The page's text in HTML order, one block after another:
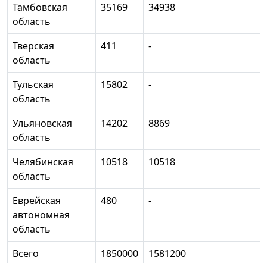
Тамбовская
область
35169 34938
Тверская
область
411 -
Тульская
область
15802 -
Ульяновская
область
14202 8869
Челябинская
область
10518 10518
Еврейская
автономная
область
480 -
Всего 1850000 1581200